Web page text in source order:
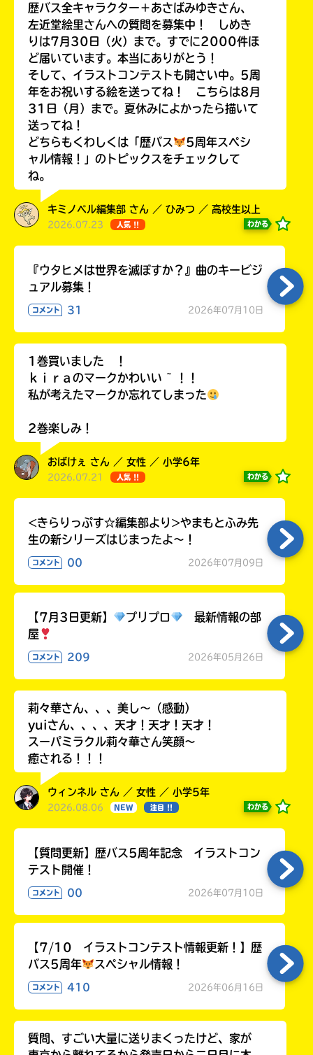
Loading...
歴バス全キャラクター＋あさばみゆきさん、
左近堂絵里さんへの質問を募集中！ しめき
りは7月30日（火）まで。すでに2000件ほ
ど届いています。本当にありがとう！
そして、イラストコンテストも開さい中。5周
年をお祝いする絵を送ってね！ こちらは8月
31日（月）まで。夏休みによかったら描いて
送ってね！
どちらもくわしくは「歴バス
5周年スペシ
ャル情報！」のトピックスをチェックして
ね。
キミノベル編集部 さん ／ ひみつ ／ 高校生以上
2026.07.23 人気 !! わかる
『ウタヒメは世界を滅ぼすか？』曲のキービジ
ュアル募集！
コメント 31 2026年07月10日
1巻買いました ！
ｋｉｒａのマークかわいい ~ ！！
私が考えたマークか忘れてしまった
2巻楽しみ！
おばけぇ さん ／ 女性 ／ 小学6年
2026.07.21 人気 !! わかる
<きらりっぷす☆編集部より>やまもとふみ先
生の新シリーズはじまったよ～！
コメント 00 2026年07月09日
【7月3日更新】 プリプロ
最新情報の部
屋
コメント 209 2026年05月26日
莉々華さん、、、美し〜（感動）
yuiさん、、、、天才！天才！天才！
スーパミラクル莉々華さん笑顔〜
癒される！！！
ウィンネル さん ／ 女性 ／ 小学5年
2026.08.06 NEW 注目 !! わかる
【質問更新】歴バス5周年記念 イラストコン
テスト開催！
コメント 00 2026年07月10日
【7/10 イラストコンテスト情報更新！】歴
バス5周年
スペシャル情報！
コメント 410 2026年06月16日
質問、すごい大量に送りまくったけど、家が
い
力
容
る
の
一
し
て
戻